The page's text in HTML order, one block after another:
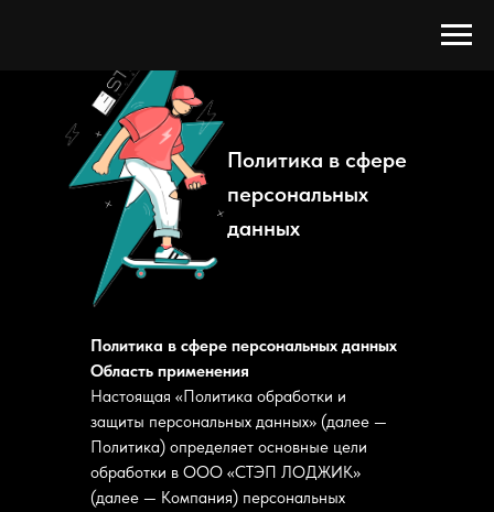
Политика в сфере персональных данных
Область применения
Настоящая «Политика обработки и
защиты персональных данных» (далее —
Политика) определяет основные цели
обработки в ООО «СТЭП ЛОДЖИК»
(далее — Компания) персональных
Политика в сфере
персональных
данных